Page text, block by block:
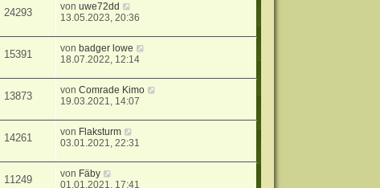
24293 vonuwe72dd
13.05.2023, 20:36
15391 von badger lowe
18.07.2022, 12:14
13873 vonComrade Kimo
19.03.2021, 14:07
14261 von Flaksturm
03.01.2021, 22:31
11249 von Fäby
01.01.2021, 17:41